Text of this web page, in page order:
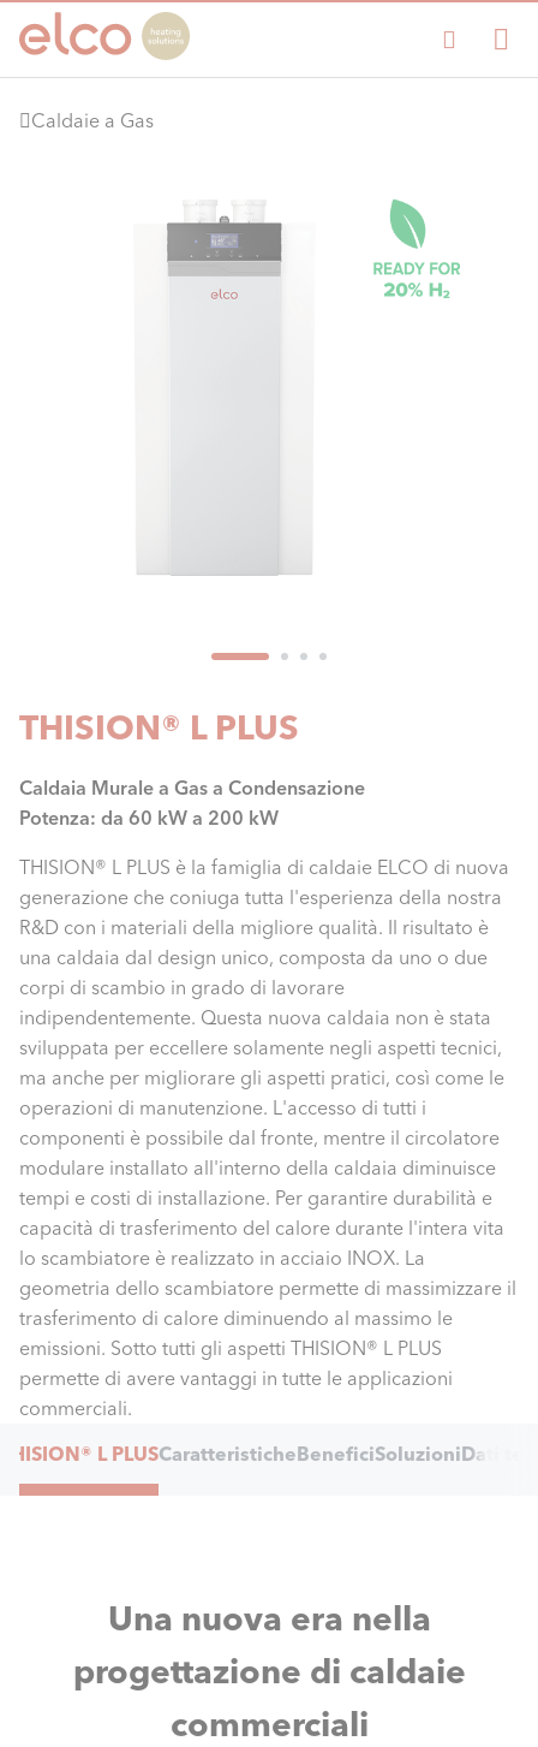
Caldaie a Gas
THISION® L PLUS
Caldaia Murale a Gas a Condensazione
Potenza: da 60 kW a 200 kW
THISION® L PLUS è la famiglia di caldaie ELCO di nuova
generazione che coniuga tutta l'esperienza della nostra
R&D con i materiali della migliore qualità. Il risultato è
una caldaia dal design unico, composta da uno o due
corpi di scambio in grado di lavorare
indipendentemente. Questa nuova caldaia non è stata
sviluppata per eccellere solamente negli aspetti tecnici,
ma anche per migliorare gli aspetti pratici, così come le
operazioni di manutenzione. L'accesso di tutti i
componenti è possibile dal fronte, mentre il circolatore
modulare installato all'interno della caldaia diminuisce
tempi e costi di installazione. Per garantire durabilità e
capacità di trasferimento del calore durante l'intera vita
lo scambiatore è realizzato in acciaio INOX. La
geometria dello scambiatore permette di massimizzare il
trasferimento di calore diminuendo al massimo le
emissioni. Sotto tutti gli aspetti THISION® L PLUS
permette di avere vantaggi in tutte le applicazioni
commerciali.
Navigation
THISION® L PLUSCaratteristicheBeneficiSoluzioniDati
Una nuova era nella
progettazione di caldaie
commerciali